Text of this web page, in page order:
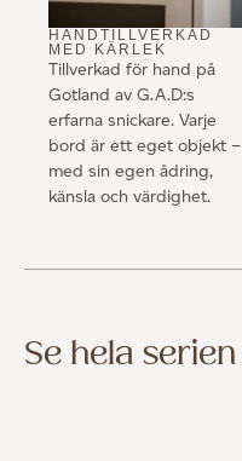
HANDTILLVERKAD
MED KÄRLEK
Tillverkad för hand på
Gotland av G.A.D:s
erfarna snickare. Varje
bord är ett eget objekt –
med sin egen ådring,
känsla och värdighet.
Se hela serien